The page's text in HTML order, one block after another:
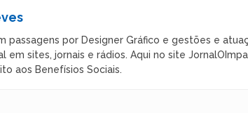
passagens por Designer Gráfico e gestões e
em sites, jornais e rádios. Aqui no site
aos Benefísios Sociais.